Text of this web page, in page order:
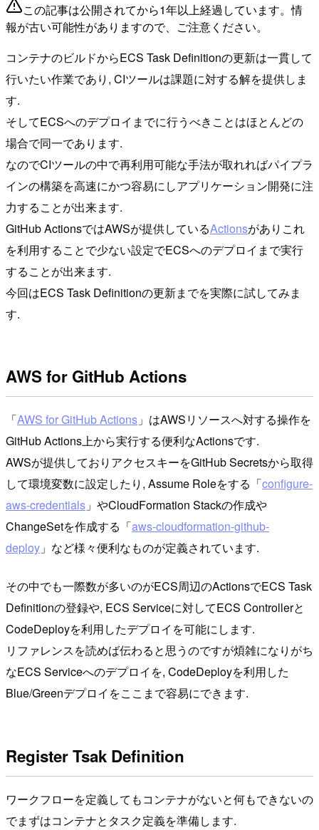
この記事は公開されてから1年以上経過しています。情
報が古い可能性がありますので、ご注意ください。
コンテナのビルドからECS Task Definitionの更新は一貫して
行いたい作業であり, CIツールは課題に対する解を提供しま
す.
そしてECSへのデプロイまでに行うべきことはほとんどの
場合で同一であります.
なのでCIツールの中で再利用可能な手法が取れればパイプラ
インの構築を高速にかつ容易にしアプリケーション開発に注
力することが出来ます.
GitHub ActionsではAWSが提供しているActionsがありこれ
を利用することで少ない設定でECSへのデプロイまで実行
することが出来ます.
今回はECS Task Definitionの更新までを実際に試してみま
す.
AWS for GitHub Actions
「AWS for GitHub Actions 」はAWSリソースへ対する操作を
GitHub Actions上から実行する便利なActionsです.
AWSが提供しておりアクセスキーをGitHub Secretsから取得
して環境変数に設定したり, Assume Roleをする「configure-
aws-credentials 」やCloudFormation Stackの作成や
ChangeSetを作成する「aws-cloudformation-github-
deploy 」など様々便利なものが定義されています.
その中でも一際数が多いのがECS周辺のActionsでECS Task
Definitionの登録や, ECS Serviceに対してECS Controllerと
CodeDeployを利用したデプロイを可能にします.
リファレンスを読めば伝わると思うのですが煩雑になりがち
なECS Serviceへのデプロイを, CodeDeployを利用した
Blue/Greenデプロイをここまで容易にできます.
Register Tsak Definition
ワークフローを定義してもコンテナがないと何もできないの
でまずはコンテナとタスク定義を準備します.